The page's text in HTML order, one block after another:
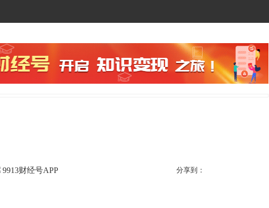
财经号APP
9913 分享到：